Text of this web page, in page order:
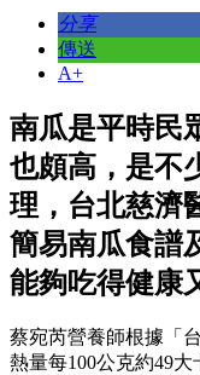
分享
傳送
A+
南瓜是平時民
也頗高，是不
理，台北慈濟
簡易南瓜食譜
能夠吃得健康
蔡宛芮營養師根據「
熱量每100公克約49